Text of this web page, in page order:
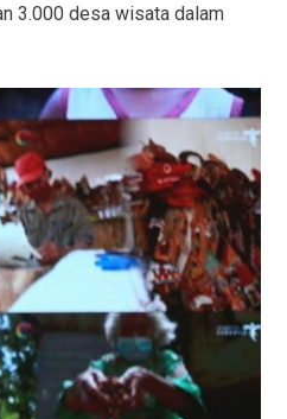
3.000 desa wisata dalam